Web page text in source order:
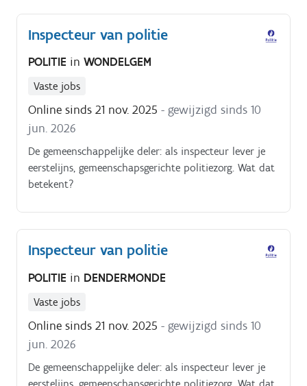
Inspecteur van politie
POLITIE in WONDELGEM
Vaste jobs
Online sinds 21 nov. 2025 - gewijzigd sinds 10
jun. 2026
De gemeenschappelijke deler: als inspecteur lever je
eerstelijns, gemeenschapsgerichte politiezorg. Wat dat
betekent?
Inspecteur van politie
POLITIE in DENDERMONDE
Vaste jobs
Online sinds 21 nov. 2025 - gewijzigd sinds 10
jun. 2026
De gemeenschappelijke deler: als inspecteur lever je
eerstelijns, gemeenschapsgerichte politiezorg. Wat dat